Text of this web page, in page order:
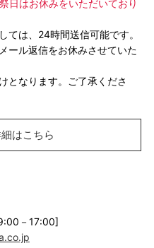
日はお休みをいただいており
ては、24時間送信可能です。
ール返信をお休みさせていた
となります。ご了承くださ
はこちら
－17:00]